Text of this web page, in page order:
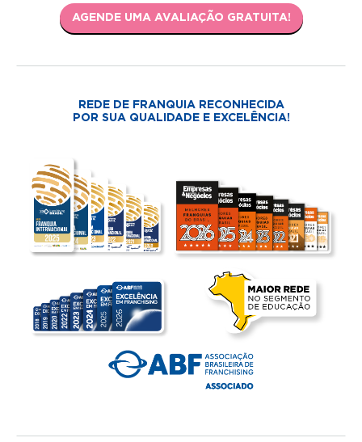
AGENDE UMA AVALIAÇÃO GRATUITA!
REDE DE FRANQUIA RECONHECIDA
POR SUA QUALIDADE E EXCELÊNCIA!